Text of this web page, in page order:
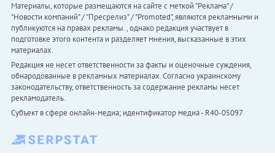
Материалы, которые размещаются на сайте с меткой "Реклама" /
"Новости компаний" / "Пресрелиз" / "Promoted", являются рекламными и
публикуются на правах рекламы. , однако редакция участвует в
подготовке этого контента и разделяет мнения, высказанные в этих
материалах.
Редакция не несет ответственности за факты и оценочные суждения,
обнародованные в рекламных материалах. Согласно украинскому
законодательству, ответственность за содержание рекламы несет
рекламодатель.
Субъект в сфере онлайн-медиа; идентификатор медиа - R40-05097